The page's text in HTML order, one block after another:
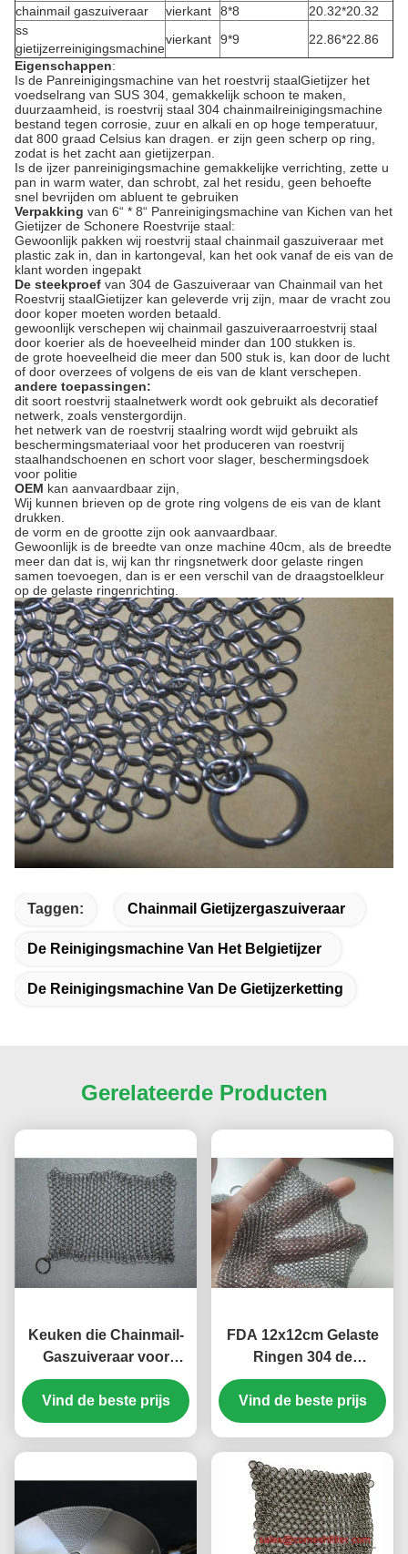
chainmail gaszuiveraar vierkant 8*8
20.32*20.32
ss
gietijzerreinigingsmachine
vierkant 9*9
22.86*22.86
Eigenschappen:
Is de Panreinigingsmachine van het roestvrij staalGietijzer het
voedselrang van SUS 304, gemakkelijk schoon te maken,
duurzaamheid, is roestvrij staal 304 chainmailreinigingsmachine
bestand tegen corrosie, zuur en alkali en op hoge temperatuur,
dat 800 graad Celsius kan dragen. er zijn geen scherp op ring,
zodat is het zacht aan gietijzerpan.
Is de ijzer panreinigingsmachine gemakkelijke verrichting, zette u
pan in warm water, dan schrobt, zal het residu, geen behoefte
snel bevrijden om abluent te gebruiken
Verpakking van 6“ * 8“ Panreinigingsmachine van Kichen van het
Gietijzer de Schonere Roestvrije staal:
Gewoonlijk pakken wij roestvrij staal chainmail gaszuiveraar met
plastic zak in, dan in kartongeval, kan het ook vanaf de eis van de
klant worden ingepakt
De steekproef van 304 de Gaszuiveraar van Chainmail van het
Roestvrij staalGietijzer kan geleverde vrij zijn, maar de vracht zou
door koper moeten worden betaald.
gewoonlijk verschepen wij chainmail gaszuiveraarroestvrij staal
door koerier als de hoeveelheid minder dan 100 stukken is.
de grote hoeveelheid die meer dan 500 stuk is, kan door de lucht
of door overzees of volgens de eis van de klant verschepen.
andere toepassingen:
dit soort roestvrij staalnetwerk wordt ook gebruikt als decoratief
netwerk, zoals venstergordijn.
het netwerk van de roestvrij staalring wordt wijd gebruikt als
beschermingsmateriaal voor het produceren van roestvrij
staalhandschoenen en schort voor slager, beschermingsdoek
voor politie
OEM kan aanvaardbaar zijn,
Wij kunnen brieven op de grote ring volgens de eis van de klant
drukken.
de vorm en de grootte zijn ook aanvaardbaar.
Gewoonlijk is de breedte van onze machine 40cm, als de breedte
meer dan dat is, wij kan thr ringsnetwerk door gelaste ringen
samen toevoegen, dan is er een verschil van de draagstoelkleur
op de gelaste ringenrichting.
Taggen: Chainmail Gietijzergaszuiveraar
De Reinigingsmachine Van Het Belgietijzer
De Reinigingsmachine Van De Gietijzerketting
Gerelateerde Producten
Keuken die Chainmail-
Gaszuiveraar voor
Gietijzer Cookware,
Roestvrij staal 316
schoonmaken
Vind de beste prijs
FDA 12x12cm Gelaste
Ringen 304 de
Gaszuiveraar van
Roestvrij staalchainmail
Vind de beste prijs